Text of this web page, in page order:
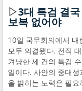
▷3대 특검 결
보복 없어야
10일 국무회의에서 내
모두 의결됐다. 전직
겨냥한 세 건의 특검
일이다. 사안의 중대
을 밝히는 노력은 필요